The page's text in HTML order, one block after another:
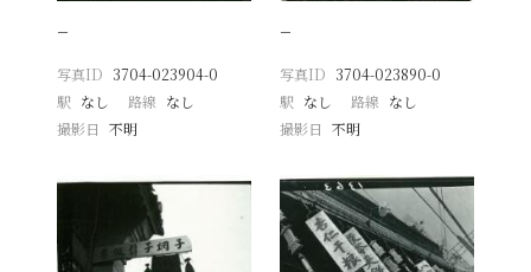
−
写真ID 3704-023904-0
駅 なし 路線 なし
撮影日
不明
−
写真ID 3704-023890-0
駅 なし 路線 なし
撮影日 不明